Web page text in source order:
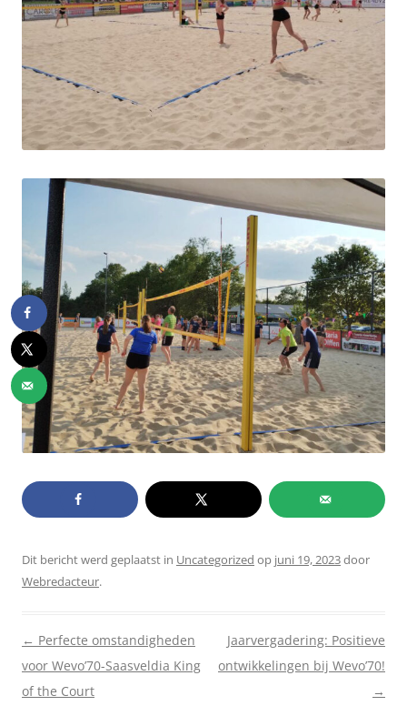
Dit bericht werd geplaatst in Uncategorized op juni 19, 2023door
Webredacteur.
Berichtnavigatie
← Perfecte omstandigheden
voor Wevo’70-Saasveldia King
of the Court
Jaarvergadering: Positieve
ontwikkelingen bij Wevo’70!
→